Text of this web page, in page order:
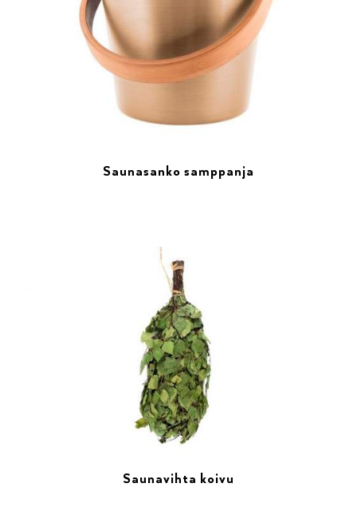
Saunasanko samppanja
Saunavihta koivu